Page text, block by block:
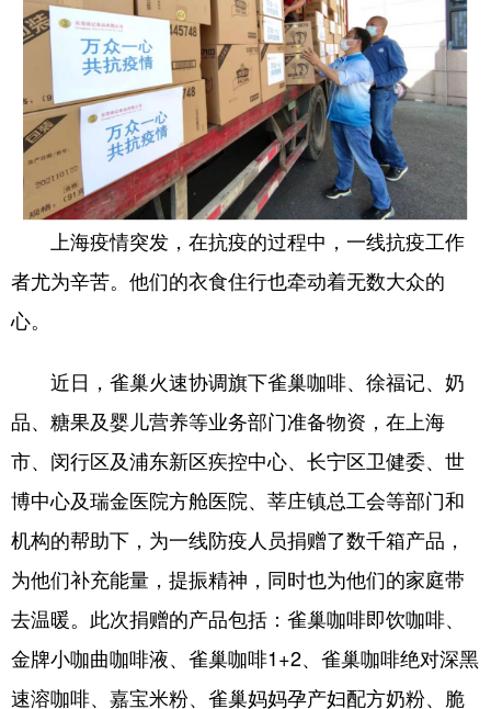
上海疫情突发，在抗疫的过程中，一线抗疫工作
者尤为辛苦。他们的衣食住行也牵动着无数大众的
心。
近日，雀巢火速协调旗下雀巢咖啡、徐福记、奶
品、糖果及婴儿营养等业务部门准备物资，在上海
市、闵行区及浦东新区疾控中心、长宁区卫健委、世
博中心及瑞金医院方舱医院、莘庄镇总工会等部门和
机构的帮助下，为一线防疫人员捐赠了数千箱产品，
为他们补充能量，提振精神，同时也为他们的家庭带
去温暖。此次捐赠的产品包括：雀巢咖啡即饮咖啡、
金牌小咖曲咖啡液、雀巢咖啡1+2、雀巢咖啡绝对深黑
速溶咖啡、嘉宝米粉、雀巢妈妈孕产妇配方奶粉、脆